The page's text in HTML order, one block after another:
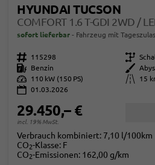
HYUNDAI TUCSON
sofort lieferbar Fahrzeug mit
Fahrzeugnr. 115298 Getriebe
Kraftstoff
Benzin Außenfarbe
Leistung
110 kW (150 PS) Kilometerstand
15
01.03.2026
29.450,– €
incl. 19% MwSt.
Verbrauch kombiniert: 7,10 l/100km
CO2-Klasse: F
CO2-Emissionen: 162,00 g/km